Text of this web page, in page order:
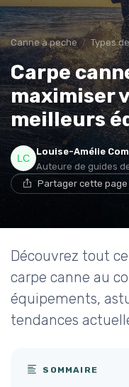
Canne à peche Types
Carpe
maximiser
meilleurs
Louise-Amélie
Auteure de guides
Partager cette page
Découvrez tout
carpe canne au
équipements,
tendances
SOMMAIRE